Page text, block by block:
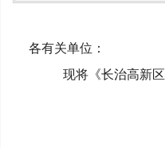
各有关单位：
现将《长治高新